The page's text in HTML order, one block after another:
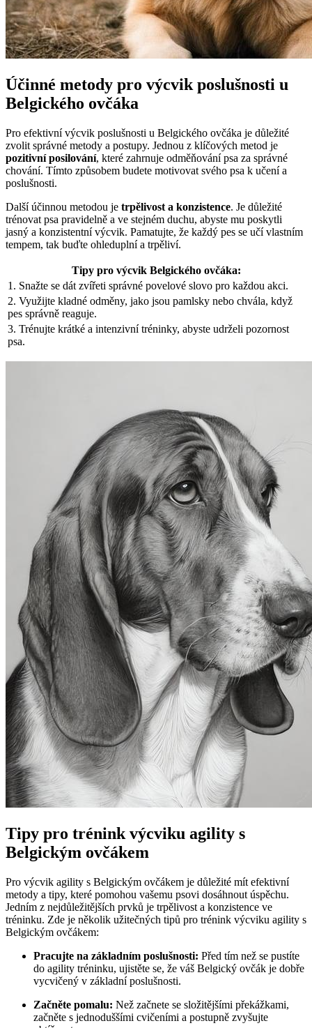
Účinné metody pro výcvik poslušnosti u
Belgického ovčáka
Pro efektivní výcvik poslušnosti u Belgického ovčáka je důležité
zvolit správné metody a postupy. Jednou z klíčových metod je
pozitivní posilování, které zahrnuje odměňování psa za správné
chování. Tímto způsobem budete motivovat svého psa k učení a
poslušnosti.
Další účinnou metodou je trpělivost a konzistence. Je důležité
trénovat psa pravidelně a ve stejném duchu, abyste mu poskytli
jasný a konzistentní výcvik. Pamatujte, že každý pes se učí vlastním
tempem, tak buďte ohleduplní a trpěliví.
Tipy pro výcvik Belgického ovčáka:
1. Snažte se dát zvířeti správné povelové slovo pro každou akci.
2. Využijte kladné odměny, jako jsou pamlsky nebo chvála, když
pes správně reaguje.
3. Trénujte krátké a intenzivní tréninky, abyste udrželi pozornost
psa.
Tipy pro trénink výcviku agility s
Belgickým ovčákem
Pro výcvik agility s Belgickým ovčákem je důležité mít efektivní
metody a tipy, které pomohou vašemu psovi dosáhnout úspěchu.
Jedním z nejdůležitějších prvků je trpělivost a konzistence ve
tréninku. Zde je několik užitečných tipů pro trénink výcviku agility s
Belgickým ovčákem:
Pracujte na základním poslušnosti: Před tím než se pustíte
do agility tréninku, ujistěte se, že váš Belgický ovčák je dobře
vycvičený v základní poslušnosti.
Začněte pomalu: Než začnete se složitějšími překážkami,
začněte s jednoduššími cvičeními a postupně zvyšujte